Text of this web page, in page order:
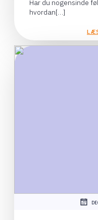
Har du nogensinde
hvordan[…]